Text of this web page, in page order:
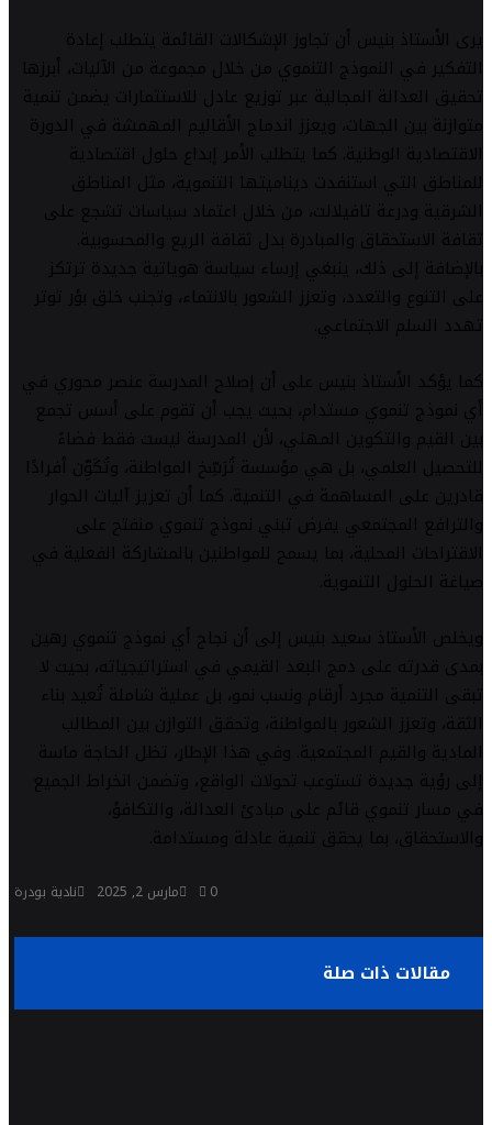
يرى الأستاذ بنيس أن تجاوز الإشكالات القائمة يتطلب إعادة
التفكير في النموذج التنموي من خلال مجموعة من الآليات، أبرزها
تحقيق العدالة المجالية عبر توزيع عادل للاستثمارات يضمن تنمية
متوازنة بين الجهات، ويعزز اندماج الأقاليم المهمشة في الدورة
الاقتصادية الوطنية. كما يتطلب الأمر إبداع حلول اقتصادية
للمناطق التي استنفدت ديناميتها التنموية، مثل المناطق
الشرقية ودرعة تافيلالت، من خلال اعتماد سياسات تشجع على
ثقافة الاستحقاق والمبادرة بدل ثقافة الريع والمحسوبية.
بالإضافة إلى ذلك، ينبغي إرساء سياسة هوياتية جديدة ترتكز
على التنوع والتعدد، وتعزز الشعور بالانتماء، وتجنب خلق بؤر توتر
تهدد السلم الاجتماعي.
كما يؤكد الأستاذ بنيس على أن إصلاح المدرسة عنصر محوري في
أي نموذج تنموي مستدام، بحيث يجب أن تقوم على أسس تجمع
بين القيم والتكوين المهني، لأن المدرسة ليست فقط فضاءً
للتحصيل العلمي، بل هي مؤسسة تُرَسِّخ المواطنة، وتُكَوِّن أفرادًا
قادرين على المساهمة في التنمية. كما أن تعزيز آليات الحوار
والترافع المجتمعي يفرض تبني نموذج تنموي منفتح على
الاقتراحات المحلية، بما يسمح للمواطنين بالمشاركة الفعلية في
صياغة الحلول التنموية.
ويخلص الأستاذ سعيد بنيس إلى أن نجاح أي نموذج تنموي رهين
بمدى قدرته على دمج البعد القيمي في استراتيجياته، بحيث لا
تبقى التنمية مجرد أرقام ونسب نمو، بل عملية شاملة تُعيد بناء
الثقة، وتعزز الشعور بالمواطنة، وتحقق التوازن بين المطالب
المادية والقيم المجتمعية. وفي هذا الإطار، تظل الحاجة ماسة
إلى رؤية جديدة تستوعب تحولات الواقع، وتضمن انخراط الجميع
في مسار تنموي قائم على مبادئ العدالة، والتكافؤ،
والاستحقاق، بما يحقق تنمية عادلة ومستدامة.
نادية بودرة مارس 2, 2025 0
مقالات ذات صلة